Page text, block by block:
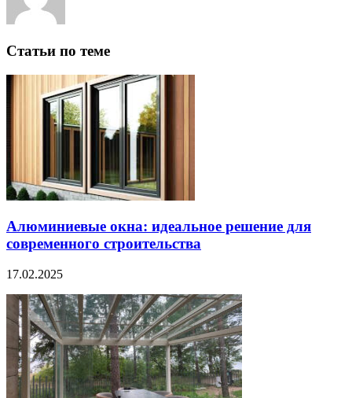
Статьи по теме
Алюминиевые окна: идеальное решение для
современного строительства
17.02.2025